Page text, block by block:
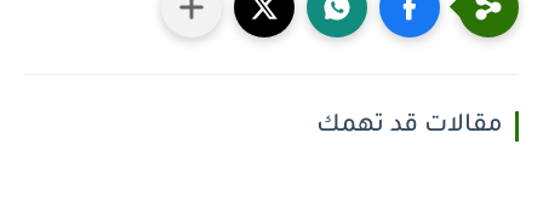
مقالات قد تهمك